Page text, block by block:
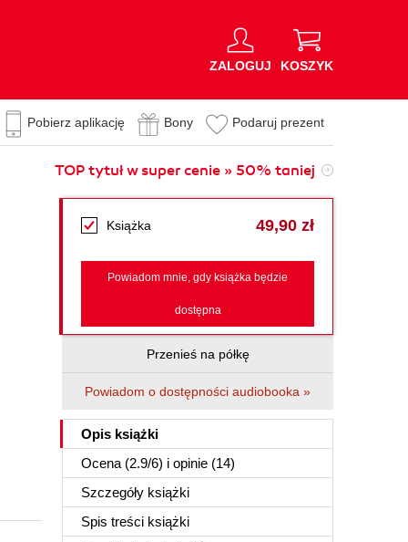
ZALOGUJ KOSZYK
Pobierz aplikację Bony Podaruj prezent
TOP tytuł w super cenie » 50% taniej
Książka 49,90 zł
Powiadom mnie, gdy książka będzie
dostępna
Przenieś na półkę
Powiadom o dostępności audiobooka »
Opis książki
Ocena (2.9/6) i opinie (14)
Szczegóły książki
Spis treści książki